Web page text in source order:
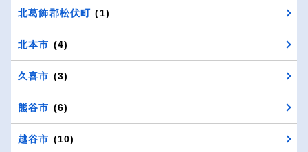
北葛飾郡松伏町 (1)
北本市 (4)
久喜市 (3)
熊谷市 (6)
越谷市 (10)